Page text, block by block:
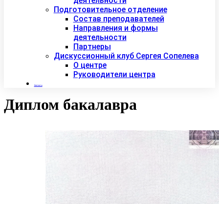
Подготовительное отделение
Состав преподавателей
Направления и формы
деятельности
Партнеры
Дискуссионный клуб Сергея Сопелева
О центре
Руководители центра
Контакты
Диплом бакалавра